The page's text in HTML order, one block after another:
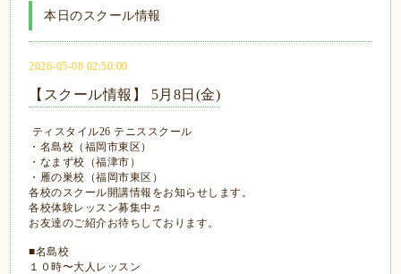
本日のスクール情報
2026-05-08 02:50:00
【スクール情報】 5月8日(金)
ティスタイル26 テニススクール
・名島校（福岡市東区）
・なまず校（福津市）
・雁の巣校（福岡市東区）
各校のスクール開講情報をお知らせします。
各校体験レッスン募集中♬
お友達のご紹介お待ちしております。
■名島校
１０時〜大人レッスン